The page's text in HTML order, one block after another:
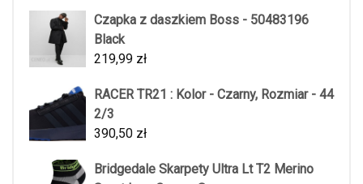
Czapka z daszkiem Boss - 50483196
Black
219,99 zł
RACER TR21 : Kolor - Czarny, Rozmiar - 44
2/3
390,50 zł
Bridgedale Skarpety Ultra Lt T2 Merino